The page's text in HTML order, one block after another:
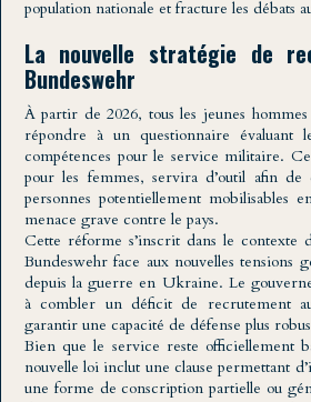
population nationale et fracture les débats
La nouvelle stratégie de
Bundeswehr
À partir de 2026, tous les jeunes
répondre à un questionnaire évaluant
compétences pour le service militaire.
pour les femmes, servira d’outil afin
personnes potentiellement mobilisables
menace grave contre le pays.
Cette réforme s’inscrit dans le contexte
Bundeswehr face aux nouvelles tensions
depuis la guerre en Ukraine. Le
à combler un déficit de recrutement
garantir une capacité de défense plus
Bien que le service reste officiellement
nouvelle loi inclut une clause permettant
une forme de conscription partielle ou